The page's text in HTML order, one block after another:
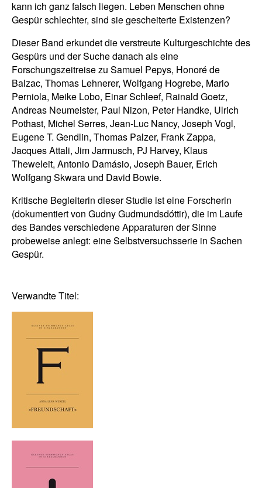
kann ich ganz falsch liegen. Leben Menschen ohne
Gespür schlechter, sind sie gescheiterte Existenzen?
Dieser Band erkundet die verstreute Kulturgeschichte des
Gespürs und der Suche danach als eine
Forschungszeitreise zu Samuel Pepys, Honoré de
Balzac, Thomas Lehnerer, Wolfgang Hogrebe, Mario
Perniola, Meike Lobo, Einar Schleef, Rainald Goetz,
Andreas Neumeister, Paul Nizon, Peter Handke, Ulrich
Pothast, Michel Serres, Jean-Luc Nancy, Joseph Vogl,
Eugene T. Gendlin, Thomas Palzer, Frank Zappa,
Jacques Attali, Jim Jarmusch, PJ Harvey, Klaus
Theweleit, Antonio Damásio, Joseph Bauer, Erich
Wolfgang Skwara und David Bowie.
Kritische Begleiterin dieser Studie ist eine Forscherin
(dokumentiert von Gudny Gudmundsdóttir), die im Laufe
des Bandes verschiedene Apparaturen der Sinne
probeweise anlegt: eine Selbstversuchsserie in Sachen
Gespür.
Verwandte Titel: